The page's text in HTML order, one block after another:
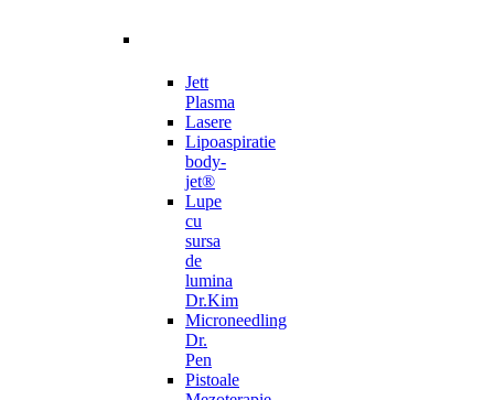
Jett
Plasma
Lasere
Lipoaspiratie
body-
jet®
Lupe
cu
sursa
de
lumina
Dr.Kim
Microneedling
Dr.
Pen
Pistoale